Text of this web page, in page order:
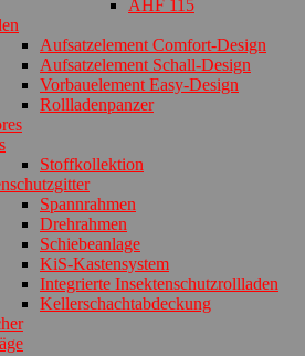
AHF 115
Aufsatzelement Comfort-Design
Aufsatzelement Schall-Design
Vorbauelement Easy-Design
Rollladenpanzer
Stoffkollektion
Spannrahmen
Drehrahmen
Schiebeanlage
KiS-Kastensystem
Integrierte Insektenschutzrollladen
Kellerschachtabdeckung